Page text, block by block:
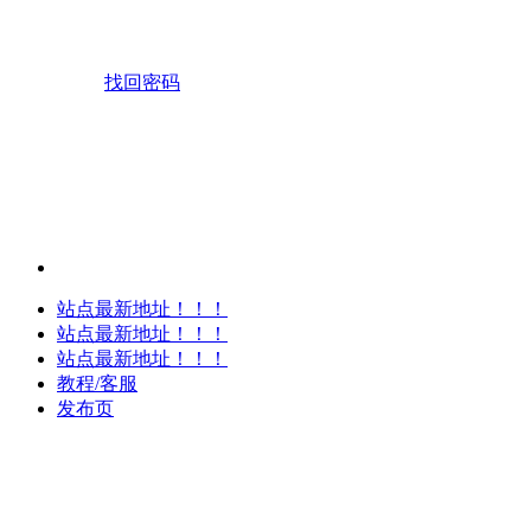
找回密码
站点最新地址！！！
站点最新地址！！！
站点最新地址！！！
教程/客服
发布页